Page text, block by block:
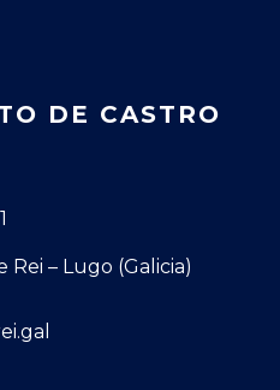
DE CASTRO
Rei – Lugo (Galicia)